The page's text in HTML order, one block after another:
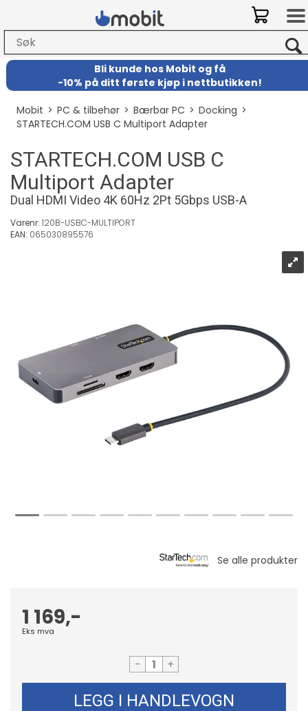
Bli kunde hos Mobit og få
-10% på ditt første kjøp i nettbutikken!
Mobit>PC & tilbehør>Bærbar PC>Docking>
STARTECH.COM USB C Multiport Adapter
STARTECH.COM USB C
Multiport Adapter
Dual HDMI Video 4K 60Hz 2Pt 5Gbps USB-A
Varenr: 120B-USBC-MULTIPORT
EAN: 065030895576
1 169,-
Eks mva
- +
LEGG I HANDLEVOGN